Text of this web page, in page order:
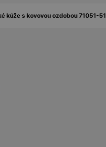
kůže s kovovou ozdobou 71051-51